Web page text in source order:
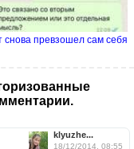
снова превзошел сам себя
klyuzhe...
18/12/2014, 08:55